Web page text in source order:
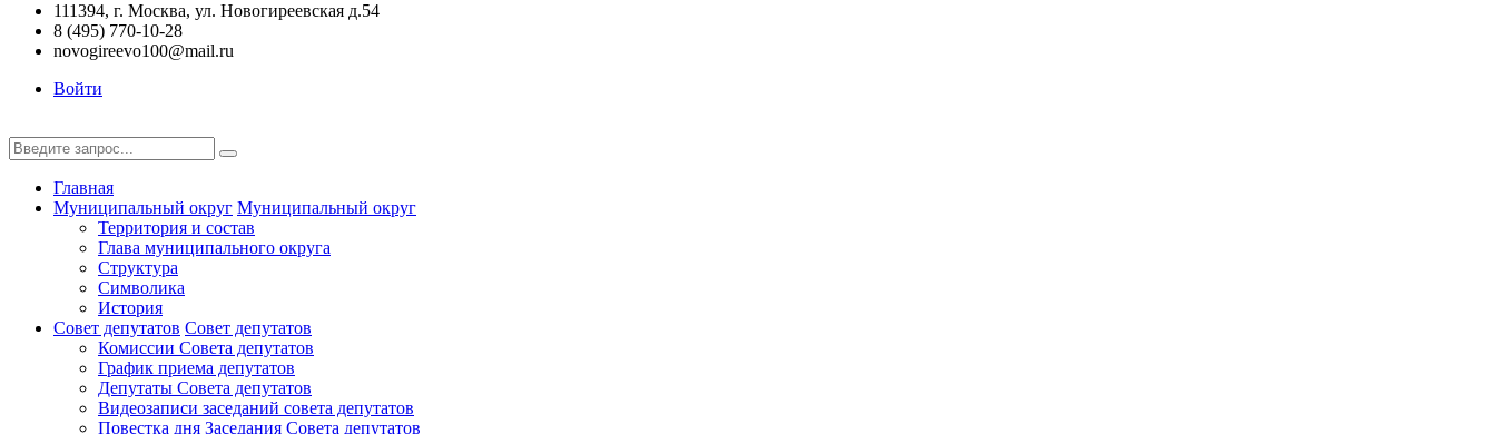
111394, г. Москва, ул. Новогиреевская д.54
8 (495) 770-10-28
novogireevo100@mail.ru
Войти
Главная
Муниципальный округ Муниципальный округ
Территория и состав
Глава муниципального округа
Структура
Символика
История
Совет депутатов Совет депутатов
Комиссии Совета депутатов
График приема депутатов
Депутаты Совета депутатов
Видеозаписи заседаний совета депутатов
Повестка дня Заседания Совета депутатов